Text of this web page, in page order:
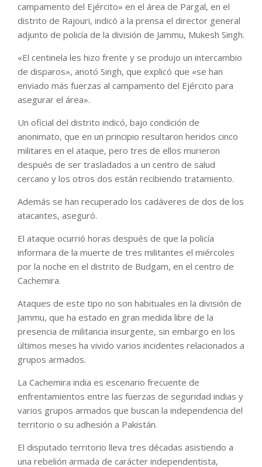
campamento del Ejército» en el área de Pargal, en el
distrito de Rajouri, indicó a la prensa el director general
adjunto de policía de la división de Jammu, Mukesh Singh.
«El centinela les hizo frente y se produjo un intercambio
de disparos», anotó Singh, que explicó que «se han
enviado más fuerzas al campamento del Ejército para
asegurar el área».
Un oficial del distrito indicó, bajo condición de
anonimato, que en un principio resultaron heridos cinco
militares en el ataque, pero tres de ellos murieron
después de ser trasladados a un centro de salud
cercano y los otros dos están recibiendo tratamiento.
Además se han recuperado los cadáveres de dos de los
atacantes, aseguró.
El ataque ocurrió horas después de que la policía
informara de la muerte de tres militantes el miércoles
por la noche en el distrito de Budgam, en el centro de
Cachemira.
Ataques de este tipo no son habituales en la división de
Jammu, que ha estado en gran medida libre de la
presencia de militancia insurgente, sin embargo en los
últimos meses ha vivido varios incidentes relacionados a
grupos armados.
La Cachemira india es escenario frecuente de
enfrentamientos entre las fuerzas de seguridad indias y
varios grupos armados que buscan la independencia del
territorio o su adhesión a Pakistán.
El disputado territorio lleva tres décadas asistiendo a
una rebelión armada de carácter independentista,